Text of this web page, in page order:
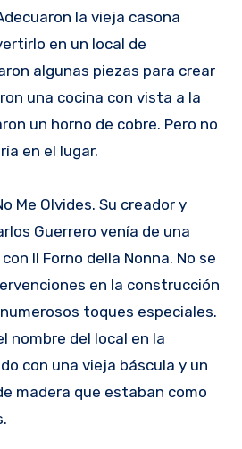
la vieja casona
en un local de
algunas piezas para crear
una cocina con vista a la
un horno de cobre. Pero no
en el lugar.
Me Olvides. Su creador y
Guerrero venía de una
Il Forno della Nonna. No se
en la construcción
toques especiales.
nombre del local en la
con una vieja báscula y un
madera que estaban como